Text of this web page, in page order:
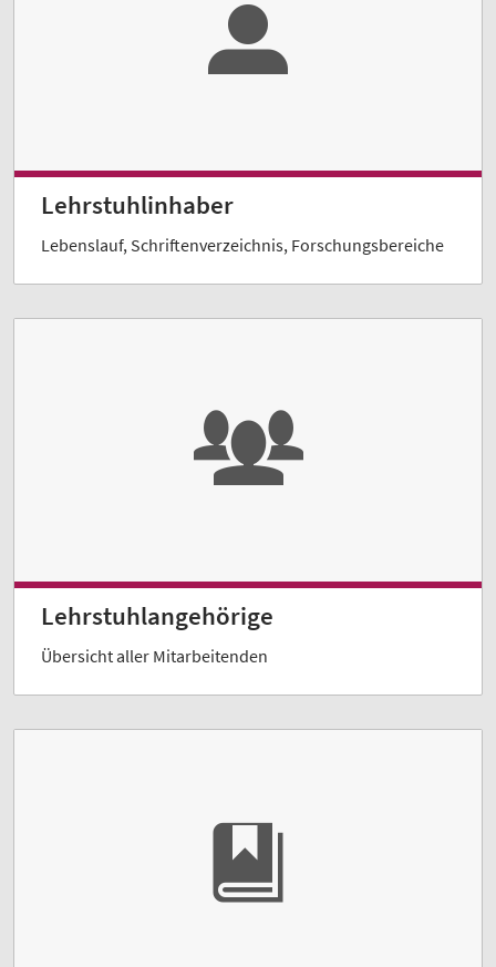
Lehrstuhlinhaber
Lebenslauf, Schriftenverzeichnis, Forschungsbereiche
Lehrstuhlangehörige
Übersicht aller Mitarbeitenden